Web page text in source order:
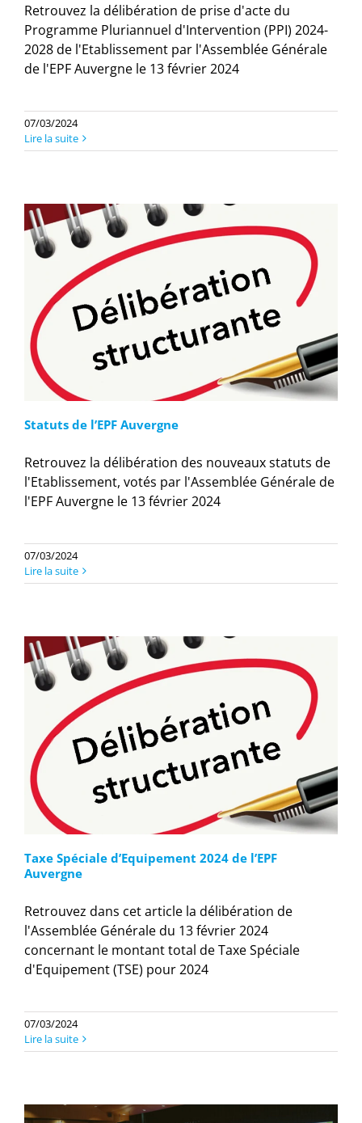
Retrouvez la délibération de prise d'acte du
Programme Pluriannuel d'Intervention (PPI) 2024-
2028 de l'Etablissement par l'Assemblée Générale
de l'EPF Auvergne le 13 février 2024
07/03/2024
Lire la suite
Statuts de l’EPF Auvergne
Retrouvez la délibération des nouveaux statuts de
l'Etablissement, votés par l'Assemblée Générale de
l'EPF Auvergne le 13 février 2024
07/03/2024
Lire la suite
Taxe Spéciale d’Equipement 2024 de l’EPF
Auvergne
Retrouvez dans cet article la délibération de
l'Assemblée Générale du 13 février 2024
concernant le montant total de Taxe Spéciale
d'Equipement (TSE) pour 2024
07/03/2024
Lire la suite